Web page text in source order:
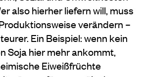
also hierher liefern will, muss
verändern –
Ein Beispiel: wenn kein
Soja hier mehr ankommt,
Eiweißfrüchte